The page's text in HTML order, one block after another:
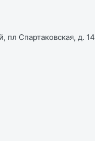
пл Спартаковская, д.